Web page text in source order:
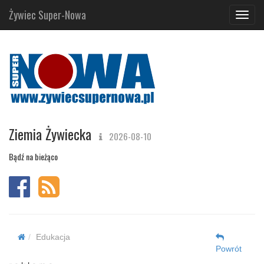
Żywiec Super-Nowa
Ziemia Żywiecka 2026-08-10
Bądź na bieżąco
Edukacja
Powrót